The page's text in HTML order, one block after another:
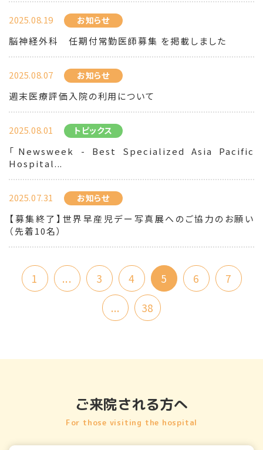
2025.08.19 お知らせ
脳神経外科 任期付常勤医師募集 を掲載しました
2025.08.07 お知らせ
週末医療評価入院の利用について
2025.08.01 トピックス
「Newsweek - Best Specialized Asia Pacific
Hospital...
2025.07.31 お知らせ
【募集終了】世界早産児デー写真展へのご協力のお願い
（先着10名）
1 ... 3 4 5 6
7
...
38
ご来院される方へ
For those visiting the hospital